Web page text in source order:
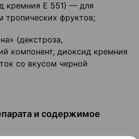
кремния Е 551) — для
тропических фруктов;
(декстроза,
компонент, диоксид кремния
со вкусом черной
и содержимое